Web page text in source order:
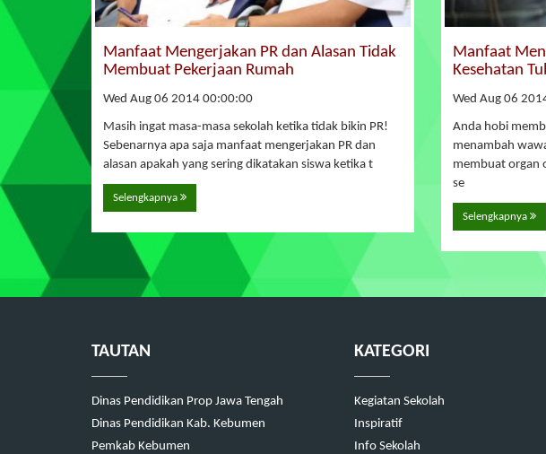
Manfaat Mengerjakan PR dan Alasan Tidak
Membuat Pekerjaan Rumah
Wed Aug 06 2014 00:00:00
Masih ingat masa-masa sekolah ketika tidak bikin PR!
Sebenarnya apa saja manfaat mengerjakan PR dan
alasan apakah yang sering dikatakan siswa ketika t
Selengkapnya
Manfaat
Kesehatan
Wed Aug 06
Anda hobi
menambah
membuat organ
se
Selengkapnya
TAUTAN
Dinas Pendidikan Prop Jawa Tengah
Dinas Pendidikan Kab. Kebumen
Pemkab Kebumen
KATEGORI
Kegiatan Sekolah
Inspiratif
Info Sekolah